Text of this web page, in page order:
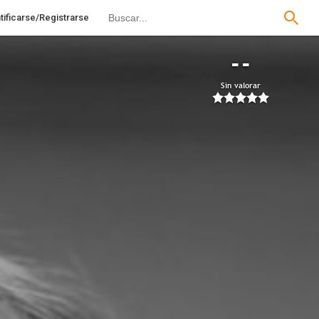
Registrarse
--
Sin valorar